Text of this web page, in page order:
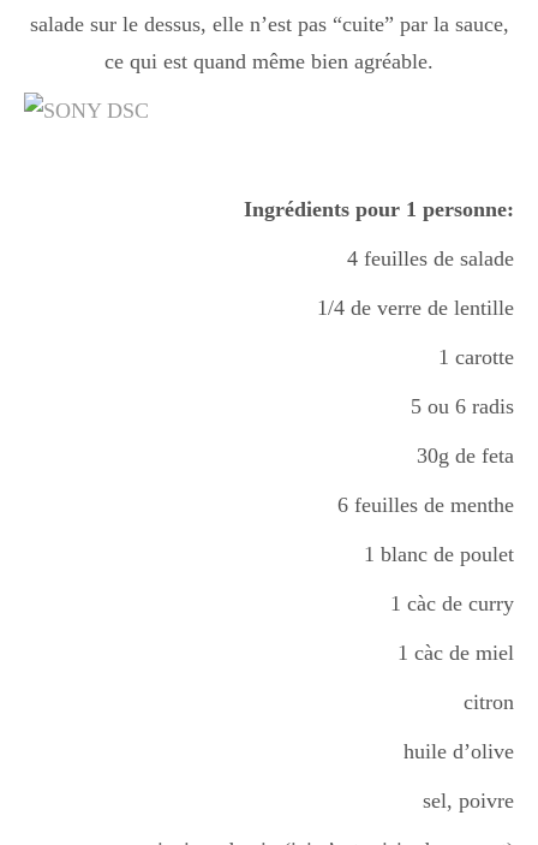
Les classiques
Recettes Végétariennes
salade sur le dessus, elle n’est pas “cuite” par la sauce,
ce qui est quand même bien agréable.
Ingrédients pour 1 personne:
4 feuilles de salade
1/4 de verre de lentille
1 carotte
5 ou 6 radis
30g de feta
6 feuilles de menthe
1 blanc de poulet
1 càc de curry
1 càc de miel
citron
huile d’olive
sel, poivre